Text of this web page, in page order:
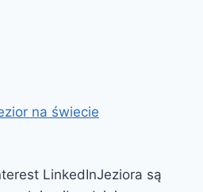
na świecie
LinkedInJeziora są